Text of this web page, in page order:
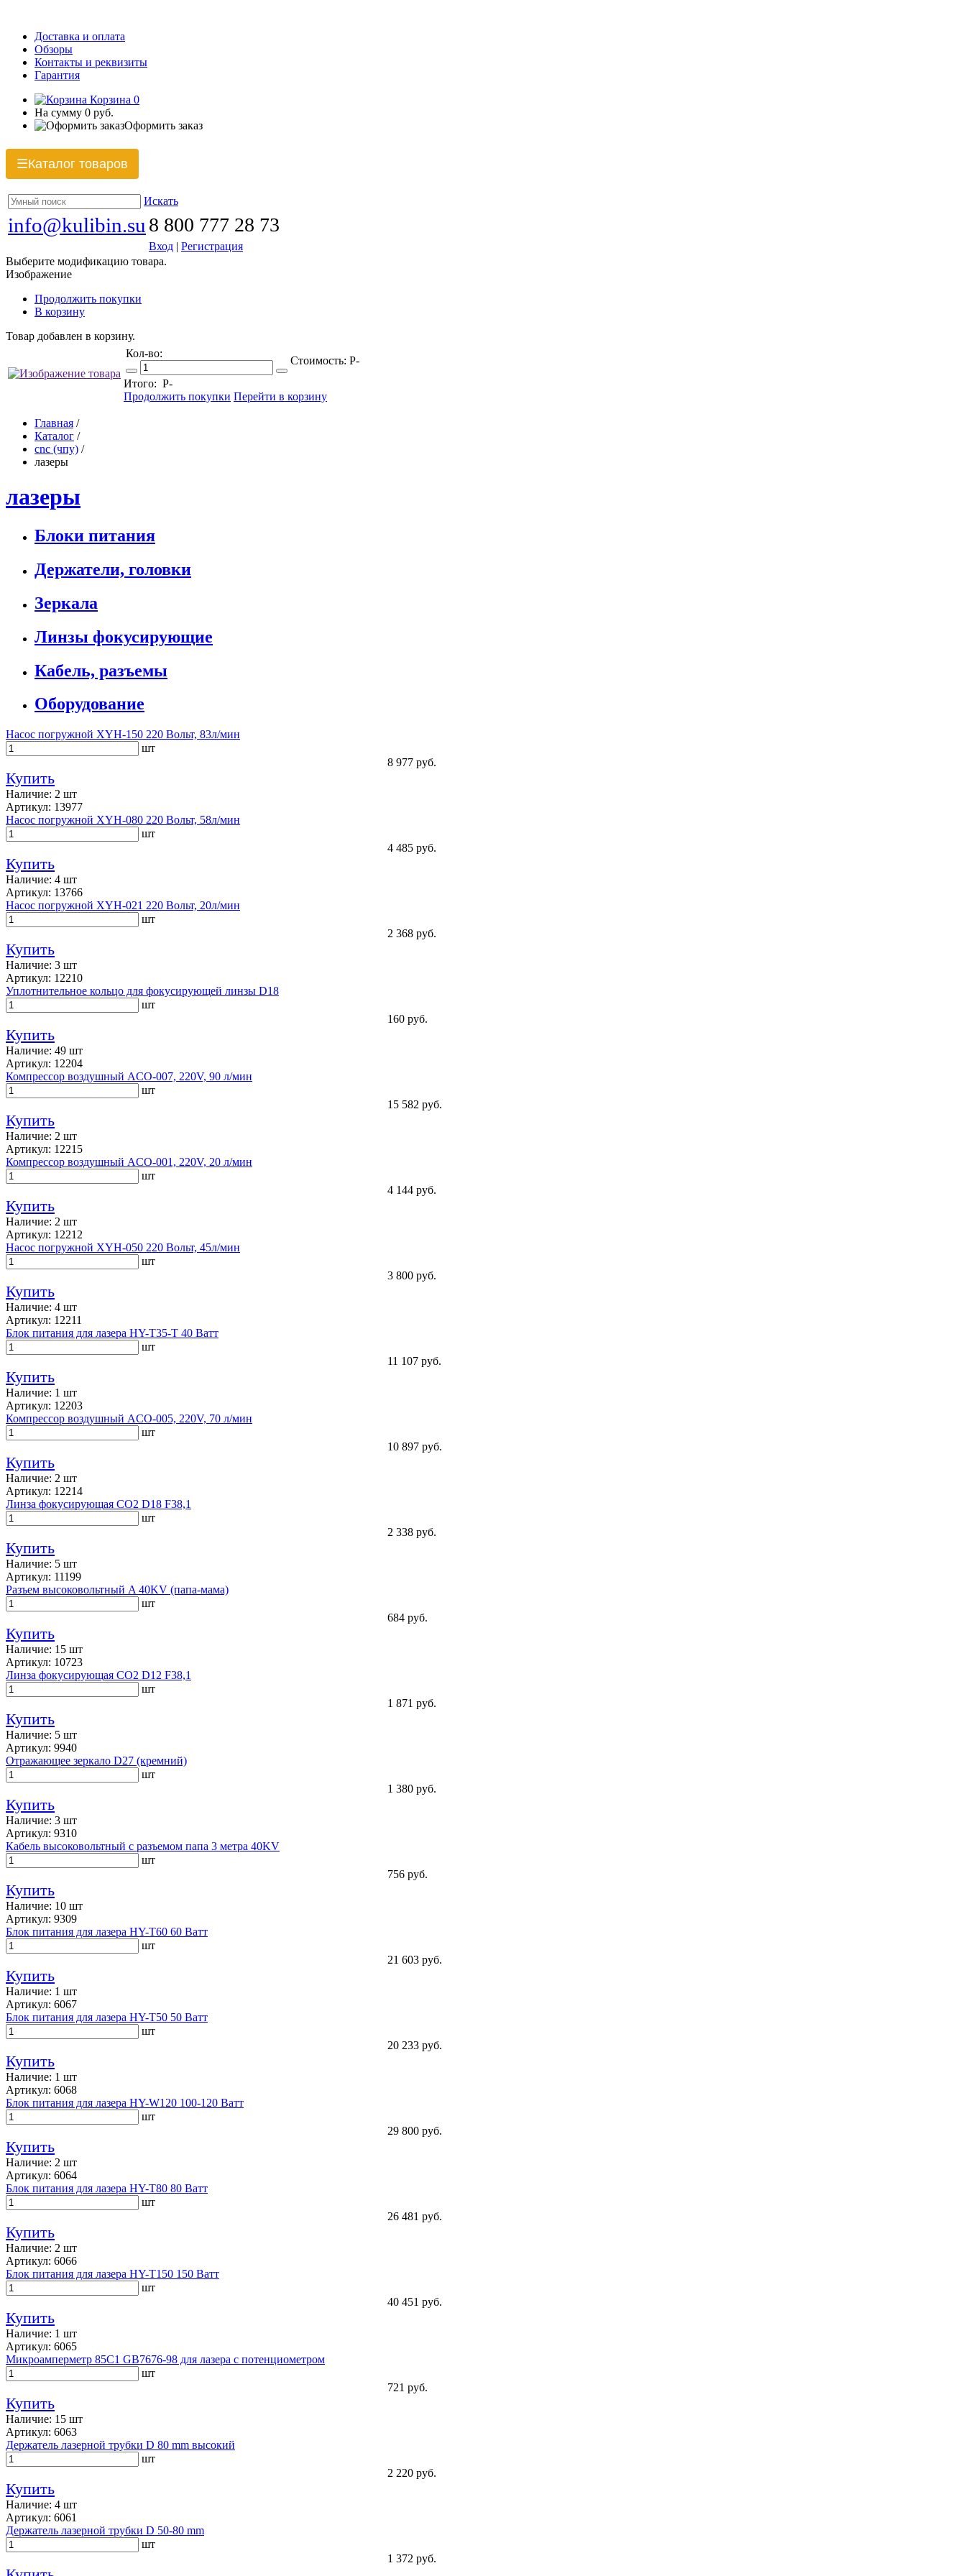
Доставка и оплата
Обзоры
Контакты и реквизиты
Гарантия
Корзина 0
На сумму 0 руб.
Оформить заказ
☰Каталог товаров
Искать
info@kulibin.su 8 800 777 28 73
Вход | Регистрация
Выберите модификацию товара.
Изображение
Продолжить покупки
В корзину
Товар добавлен в корзину.
Кол-во:
Стоимость: Р-
Итого: Р-
Продолжить покупки Перейти в корзину
Главная /
Каталог /
cnc (чпу) /
лазеры
лазеры
Блоки питания
Держатели, головки
Зеркала
Линзы фокусирующие
Кабель, разъемы
Оборудование
Насос погружной XYH-150 220 Вольт, 83л/мин
шт
8 977 руб.
Купить
Наличие: 2 шт
Артикул: 13977
Насос погружной XYH-080 220 Вольт, 58л/мин
шт
4 485 руб.
Купить
Наличие: 4 шт
Артикул: 13766
Насос погружной XYH-021 220 Вольт, 20л/мин
шт
2 368 руб.
Купить
Наличие: 3 шт
Артикул: 12210
Уплотнительное кольцо для фокусирующей линзы D18
шт
160 руб.
Купить
Наличие: 49 шт
Артикул: 12204
Компрессор воздушный ACO-007, 220V, 90 л/мин
шт
15 582 руб.
Купить
Наличие: 2 шт
Артикул: 12215
Компрессор воздушный ACO-001, 220V, 20 л/мин
шт
4 144 руб.
Купить
Наличие: 2 шт
Артикул: 12212
Насос погружной XYH-050 220 Вольт, 45л/мин
шт
3 800 руб.
Купить
Наличие: 4 шт
Артикул: 12211
Блок питания для лазера HY-T35-T 40 Ватт
шт
11 107 руб.
Купить
Наличие: 1 шт
Артикул: 12203
Компрессор воздушный ACO-005, 220V, 70 л/мин
шт
10 897 руб.
Купить
Наличие: 2 шт
Артикул: 12214
Линза фокусирующая CO2 D18 F38,1
шт
2 338 руб.
Купить
Наличие: 5 шт
Артикул: 11199
Разъем высоковольтный A 40KV (папа-мама)
шт
684 руб.
Купить
Наличие: 15 шт
Артикул: 10723
Линза фокусирующая CO2 D12 F38,1
шт
1 871 руб.
Купить
Наличие: 5 шт
Артикул: 9940
Отражающее зеркало D27 (кремний)
шт
1 380 руб.
Купить
Наличие: 3 шт
Артикул: 9310
Кабель высоковольтный с разъемом папа 3 метра 40KV
шт
756 руб.
Купить
Наличие: 10 шт
Артикул: 9309
Блок питания для лазера HY-T60 60 Ватт
шт
21 603 руб.
Купить
Наличие: 1 шт
Артикул: 6067
Блок питания для лазера HY-T50 50 Ватт
шт
20 233 руб.
Купить
Наличие: 1 шт
Артикул: 6068
Блок питания для лазера HY-W120 100-120 Ватт
шт
29 800 руб.
Купить
Наличие: 2 шт
Артикул: 6064
Блок питания для лазера HY-T80 80 Ватт
шт
26 481 руб.
Купить
Наличие: 2 шт
Артикул: 6066
Блок питания для лазера HY-T150 150 Ватт
шт
40 451 руб.
Купить
Наличие: 1 шт
Артикул: 6065
Микроамперметр 85C1 GB7676-98 для лазера c потенциометром
шт
721 руб.
Купить
Наличие: 15 шт
Артикул: 6063
Держатель лазерной трубки D 80 mm высокий
шт
2 220 руб.
Купить
Наличие: 4 шт
Артикул: 6061
Держатель лазерной трубки D 50-80 mm
шт
1 372 руб.